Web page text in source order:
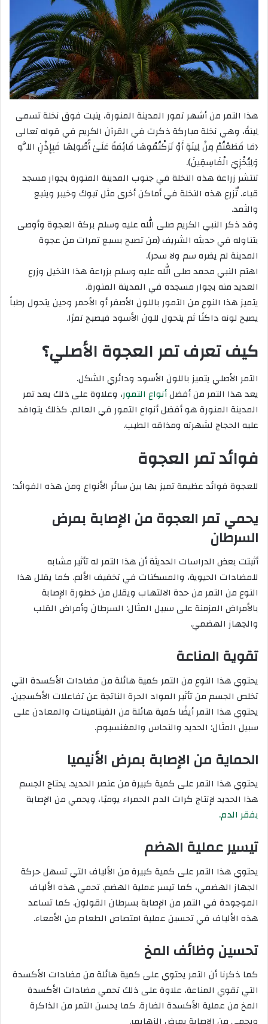
هذا التمر من أشهر تمور المدينة المنورة، ينبت فوق نخلة تسمى
لِينةً، وهي نخلة مباركة ذكرت في القرآن الكريم في قوله تعالى
﴿مَا قَطَعْتُمْ مِنْ لِينَةٍ أَوْ تَرَكْتُمُوهَا قَائِمَةً عَلَىٰ أُصُولِهَا فَبِإِذْنِ اللَّهِ
وَلِيُخْزِيَ الْفَاسِقِينَ).
تنتشر زراعة هذه النخلة في جنوب المدينة المنورة بجوار مسجد
قباء. تٌزرع هذه النخلة في أماكن أخرى مثل تبوك وخيبر وينبع
والثمد.
وقد ذكر النبي الكريم صلى الله عليه وسلم بركة العجوة وأوصى
بتناوله في حديثه الشريف (من تصبح بسبع تمرات من عجوة
المدينة لم يضره سم ولا سحر).
اهتم النبي محمد صلى الله عليه وسلم بزراعة هذا النخيل وزرع
العديد منه بجوار مسجده في المدينة المنورة.
يتميز هذا النوع من التمور باللون الأصفر أو الأحمر وحين يتحول رطباً
يصبح لونه داكنًا ثم يتحول للون الأسود فيصبح تمرًا.
كيف تعرف تمر العجوة الأصلي؟
التمر الأصلي يتميز باللون الأسود ودائري الشكل.
يعد هذا التمر من أفضلأنواع التمور، وعلاوة على ذلك يعد تمر
المدينة المنورة هو أفضل أنواع التمور في العالم. كذلك يتوافد
عليه الحجاج لشهرته ومذاقه الطيب.
فوائد تمر العجوة
للعجوة فوائد عظيمة تميز بها بين سائر الأنواع ومن هذه الفوائد:
يحمي تمر العجوة من الإصابة بمرض
السرطان
أثبتت بعض الدراسات الحديثة أن هذا التمر له تأثير مشابه
للمضادات الحيوية، والمسكنات في تخفيف الألم. كما يقلل هذا
النوع من التمر من حدة الالتهاب ويقلل من خطورة الإصابة
بالأمراض المزمنة على سبيل المثال: السرطان وأمراض القلب
والجهاز الهضمي.
تقوية المناعة
يحتوي هذا النوع من التمر كمية هائلة من مضادات الأكسدة التي
تخلص الجسم من تأثير المواد الحرة الناتجة عن تفاعلات الأكسجين.
يحتوي هذا التمر أيضًا كمية هائلة من الفيتامينات والمعادن على
سبيل المثال: الحديد والنحاس والمغنسيوم.
الحماية من الإصابة بمرض الأنيميا
يحتوي هذا التمر على كمية كبيرة من عنصر الحديد. يحتاج الجسم
هذا الحديد لإنتاج كرات الدم الحمراء يوميًا، ويحمي من الإصابة
بفقر الدم.
تيسير عملية الهضم
يحتوي هذا التمر على كمية كبيرة من الألياف التي تسهل حركة
الجهاز الهضمي، كما تيسر عملية الهضم. تحمي هذه الألياف
الموجودة في التمر من الإصابة بسرطان القولون. كما تساعد
هذه الألياف في تحسين عملية امتصاص الطعام من الأمعاء.
تحسين وظائف المخ
كما ذكرنا أن التمر يحتوي على كمية هائلة من مضادات الأكسدة
التي تقوي المناعة، علاوة على ذلك تحمي مضادات الأكسدة
المخ من عملية الأكسدة الضارة. كما يحسن التمر من الذاكرة